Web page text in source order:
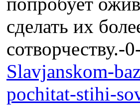
сделать их
сотворчеству.-
Slavjanskom-
pochitat-stihi-